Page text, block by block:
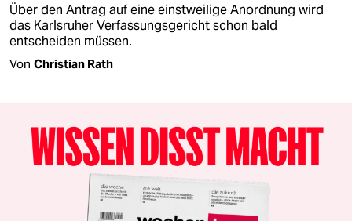
Über den Antrag auf eine einstweilige Anordnung wird
das Karlsruher Verfassungsgericht schon bald
entscheiden müssen.
Von Christian Rath